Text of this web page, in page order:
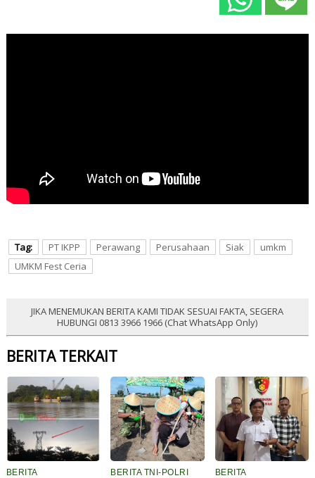
Tag: PT IKPP Perawang Perusahaan Siak
umkm
UMKM Fest Ceria
JIKA MENEMUKAN BERITA KAMI TIDAK SESUAI FAKTA, SEGERA
HUBUNGI 0813 3966 1966 (Chat WhatsApp Only)
BERITA TERKAIT
BERITA BERITA TNI-POLRI BERITA